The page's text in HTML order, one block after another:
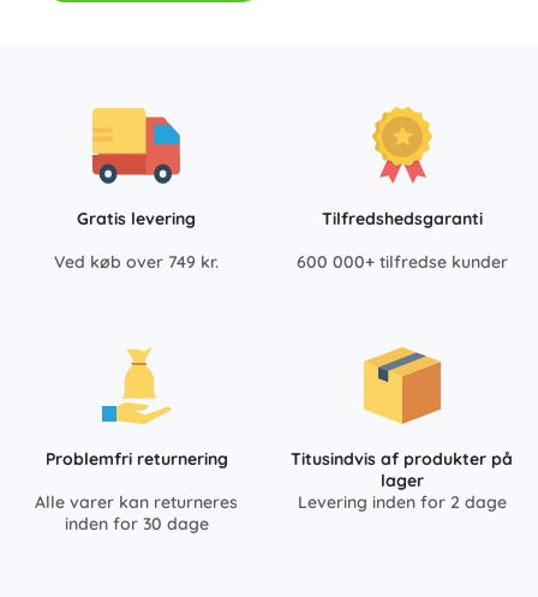
Gratis levering
Ved køb over 749 kr.
Tilfredshedsgaranti
600 000+ tilfredse kunder
Problemfri returnering
Alle varer kan returneres
inden for 30 dage
Titusindvis af produkter på
lager
Levering inden for 2 dage